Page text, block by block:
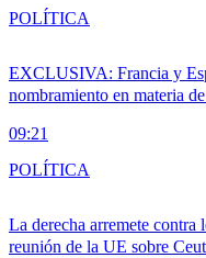
EXCLUSIVA: Francia y
nombramiento en materia
09:21
POLÍTICA
La derecha arremete contra
reunión de la UE sobre
POLÍTICA